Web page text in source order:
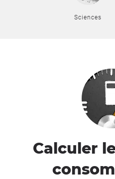
Sciences
Calculer